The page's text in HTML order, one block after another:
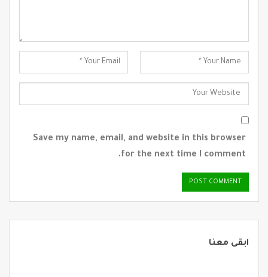
Save my name, email, and website in this browser
for the next time I comment.
ابقى معنا